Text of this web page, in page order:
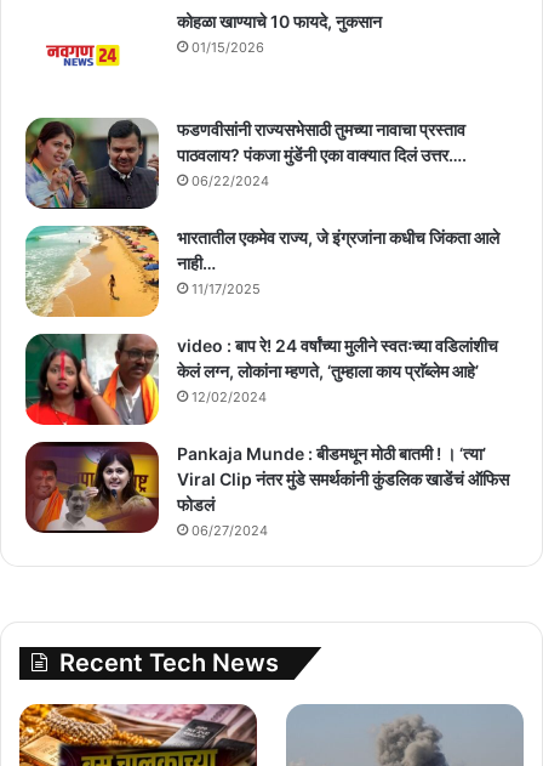
कोहळा खाण्याचे 10 फायदे, नुकसान
01/15/2026
फडणवीसांनी राज्यसभेसाठी तुमच्या नावाचा प्रस्ताव
पाठवलाय? पंकजा मुंडेंनी एका वाक्यात दिलं उत्तर….
06/22/2024
भारतातील एकमेव राज्य, जे इंग्रजांना कधीच जिंकता आले
नाही…
11/17/2025
video : बाप रे! 24 वर्षांच्या मुलीने स्वतःच्या वडिलांशीच
केलं लग्न, लोकांना म्हणते, ‘तुम्हाला काय प्राॅब्लेम आहे’
12/02/2024
Pankaja Munde : बीडमधून मोठी बातमी ! । ‘त्या’
Viral Clip नंतर मुंडे समर्थकांनी कुंडलिक खाडेंचं ऑफिस
फोडलं
06/27/2024
Recent Tech News